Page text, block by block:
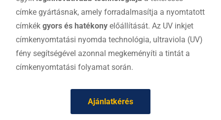
címke gyártásnak, amely forradalmasítja a nyomtatott
címkékgyors és hatékony előállítását. Az UV inkjet
címkenyomtatási nyomda technológia, ultraviola (UV)
fény segítségével azonnal megkeményíti a tintát a
címkenyomtatási folyamat során.
Ajánlatkérés